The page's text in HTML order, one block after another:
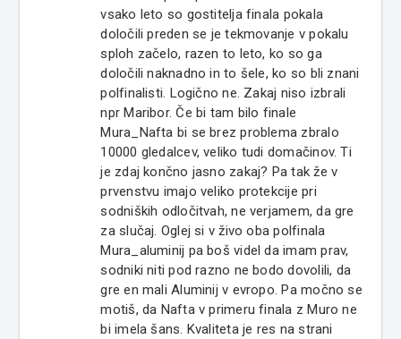
vsako leto so gostitelja finala pokala
določili preden se je tekmovanje v pokalu
sploh začelo, razen to leto, ko so ga
določili naknadno in to šele, ko so bli znani
polfinalisti. Logično ne. Zakaj niso izbrali
npr Maribor. Če bi tam bilo finale
Mura_Nafta bi se brez problema zbralo
10000 gledalcev, veliko tudi domačinov. Ti
je zdaj končno jasno zakaj? Pa tak že v
prvenstvu imajo veliko protekcije pri
sodniških odločitvah, ne verjamem, da gre
za slučaj. Oglej si v živo oba polfinala
Mura_aluminij pa boš videl da imam prav,
sodniki niti pod razno ne bodo dovolili, da
gre en mali Aluminij v evropo. Pa močno se
motiš, da Nafta v primeru finala z Muro ne
bi imela šans. Kvaliteta je res na strani